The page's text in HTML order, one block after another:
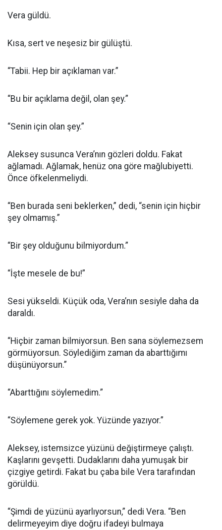
Vera güldü.
Kısa, sert ve neşesiz bir gülüştü.
“Tabii. Hep bir açıklaman var.”
“Bu bir açıklama değil, olan şey.”
“Senin için olan şey.”
Aleksey susunca Vera’nın gözleri doldu. Fakat
ağlamadı. Ağlamak, henüz ona göre mağlubiyetti.
Önce öfkelenmeliydi.
“Ben burada seni beklerken,” dedi, “senin için hiçbir
şey olmamış.”
“Bir şey olduğunu bilmiyordum.”
“İşte mesele de bu!”
Sesi yükseldi. Küçük oda, Vera’nın sesiyle daha da
daraldı.
“Hiçbir zaman bilmiyorsun. Ben sana söylemezsem
görmüyorsun. Söylediğim zaman da abarttığımı
düşünüyorsun.”
“Abarttığını söylemedim.”
“Söylemene gerek yok. Yüzünde yazıyor.”
Aleksey, istemsizce yüzünü değiştirmeye çalıştı.
Kaşlarını gevşetti. Dudaklarını daha yumuşak bir
çizgiye getirdi. Fakat bu çaba bile Vera tarafından
görüldü.
“Şimdi de yüzünü ayarlıyorsun,” dedi Vera. “Ben
delirmeyeyim diye doğru ifadeyi bulmaya